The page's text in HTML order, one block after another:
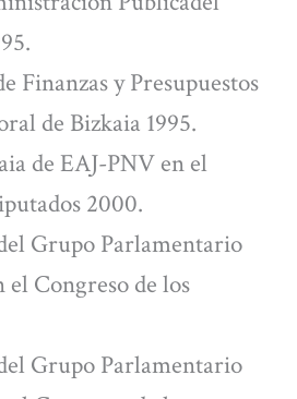
Finanzas y Presupuestos
de Bizkaia 1995.
de EAJ-PNV en el
2000.
Grupo Parlamentario
el Congreso de los
Grupo Parlamentario